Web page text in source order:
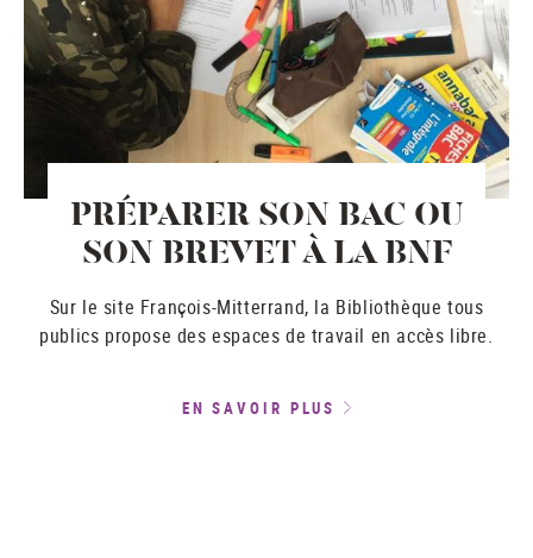
PRÉPARER SON BAC OU
SON BREVET À LA BNF
Sur le site François-Mitterrand, la Bibliothèque tous
publics propose des espaces de travail en accès libre.
EN SAVOIR PLUS